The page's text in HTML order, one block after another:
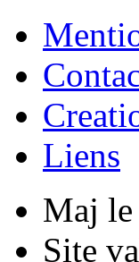
Liens
Maj le
Site